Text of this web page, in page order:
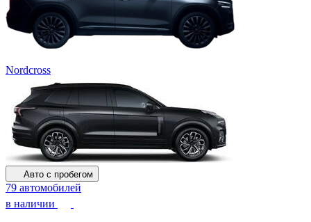
Nordcross
Авто с пробегом
79 автомобилей
в наличии